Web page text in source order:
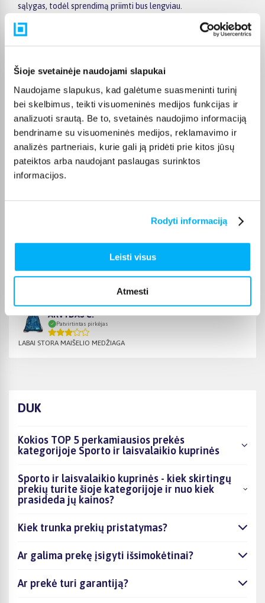
Šioje svetainėje naudojami slapukai
Naudojame slapukus, kad galėtume suasmeninti turinį
bei skelbimus, teikti visuomeninės medijos funkcijas ir
analizuoti srautą. Be to, svetainės naudojimo informaciją
bendriname su visuomeninės medijos, reklamavimo ir
analizės partneriais, kurie gali ją pridėti prie kitos jūsų
pateiktos arba naudojant paslaugas surinktos
informacijos.
Rodyti informaciją
Leisti visus
Atmesti
sąlygas, todėl sprendimą priimti bus lengviau.
Didesnės vertės pirkiniams BIGBOX.LT siūlo patogų
apmokėjimą dalimis – visoms prekėms nuo 150 Eur taikomas
įsigyti išsimokėtinai. Užsakymus pristatome visoje Lietuvoje:
pristatymas į paštomatus kainuoja nuo 2,29 €, o užsakymams
nuo 499 € pristatymas į paštomatą nemokamas; kurjerio
pristatymo kaina prasideda nuo 2,99 €. Sandėlyje esančios
prekės paprastai pristatomos per 1–2 darbo dienas, o tikslus
kiekvienos prekės pristatymo terminas nurodomas jos
puslapyje.
Pasirinkę tinkamą prekę iš Sporto ir laisvalaikio kuprinės
kategorijos, galite rinktis patogiausią gavimo būdą: pristatymą
Pirkėjų atsiliepimai apie prekes
ARVYDAS Č.
Patvirtintas pirkėjas
LABAI STORA MAIŠELIO MEDŽIAGA
DUK
Kokios TOP 5 perkamiausios prekės
kategorijoje Sporto ir laisvalaikio kuprinės
Sporto ir laisvalaikio kuprinės - kiek skirtingų
prekių turite šioje kategorijoje ir nuo kiek
prasideda jų kainos?
Kiek trunka prekių pristatymas?
Ar galima prekę įsigyti išsimokėtinai?
Ar prekė turi garantiją?